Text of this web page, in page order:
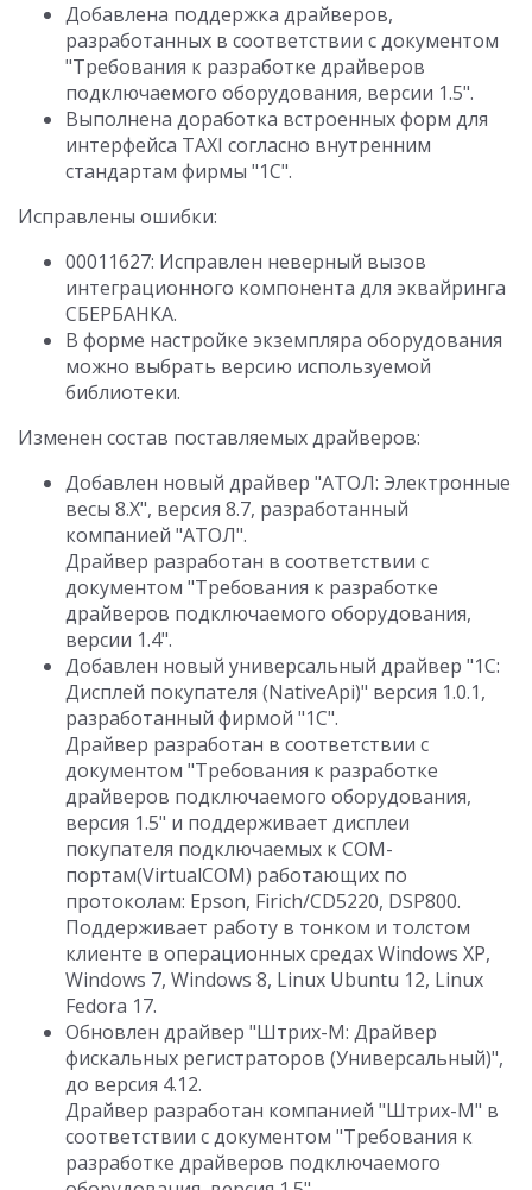
Добавлена поддержка драйверов,
разработанных в соответствии с документом
"Требования к разработке драйверов
подключаемого оборудования, версии 1.5".
Выполнена доработка встроенных форм для
интерфейса TAXI согласно внутренним
стандартам фирмы "1С".
Исправлены ошибки:
00011627: Исправлен неверный вызов
интеграционного компонента для эквайринга
СБЕРБАНКА.
В форме настройке экземпляра оборудования
можно выбрать версию используемой
библиотеки.
Изменен состав поставляемых драйверов:
Добавлен новый драйвер "АТОЛ: Электронные
весы 8.X", версия 8.7, разработанный
компанией "АТОЛ".
Драйвер разработан в соответствии с
документом "Требования к разработке
драйверов подключаемого оборудования,
версии 1.4".
Добавлен новый универсальный драйвер "1С:
Дисплей покупателя (NativeApi)" версия 1.0.1,
разработанный фирмой "1С".
Драйвер разработан в соответствии с
документом "Требования к разработке
драйверов подключаемого оборудования,
версия 1.5" и поддерживает дисплеи
покупателя подключаемых к COM-
портам(VirtualCOM) работающих по
протоколам: Epson, Firich/CD5220, DSP800.
Поддерживает работу в тонком и толстом
клиенте в операционных средах Windows XP,
Windows 7, Windows 8, Linux Ubuntu 12, Linux
Fedora 17.
Обновлен драйвер "Штрих-М: Драйвер
фискальных регистраторов (Универсальный)",
до версия 4.12.
Драйвер разработан компанией "Штрих-М" в
соответствии с документом "Требования к
разработке драйверов подключаемого